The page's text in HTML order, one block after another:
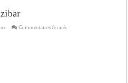
Commentaires ferméssur